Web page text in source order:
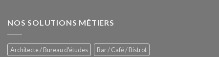
de
Zitrux
–
Hygiène
NOS SOLUTIONS MÉTIERS
Architecte / Bureau d'études
Bar / Café / Bistrot